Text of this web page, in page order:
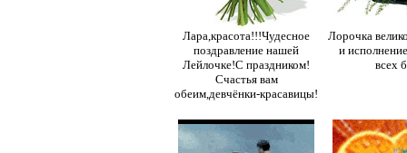
Лара,красота!!!Чудесное
поздравление нашей
Лейлочке!С праздником!
Счастья вам
обеим,девчёнки-красавицы!
Лорочка
и
всех